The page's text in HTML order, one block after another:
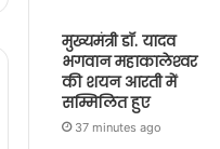
मुख्यमंत्री डॉ. यादव
भगवान महाकालेश्‍वर
की शयन आरती में
सम्मिलित हुए
37 minutes ago